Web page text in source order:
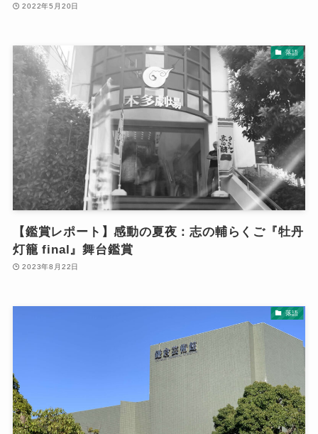
2022年5月20日
落語
【鑑賞レポート】感動の夏夜：志の輔らくご『牡丹
灯籠 final』舞台鑑賞
2023年8月22日
落語